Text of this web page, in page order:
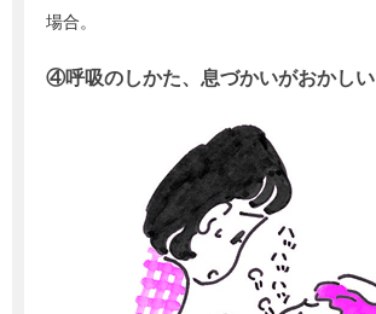
場合。
④呼吸のしかた、息づかいがおかしい